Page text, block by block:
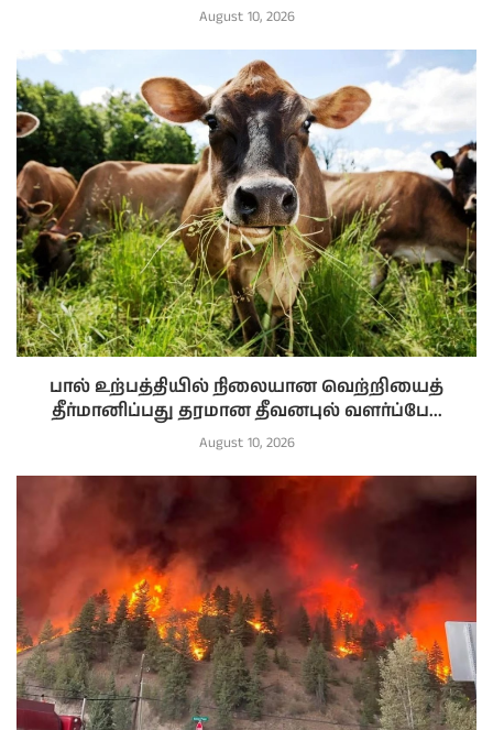
August 10, 2026
பால் உற்பத்தியில் நிலையான வெற்றியைத்
தீர்மானிப்பது தரமான தீவனபுல் வளர்ப்பே...
August 10, 2026